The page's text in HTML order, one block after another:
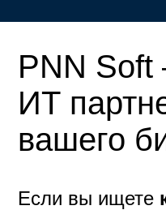
PNN
ИТ
вашего
Если вы ищете